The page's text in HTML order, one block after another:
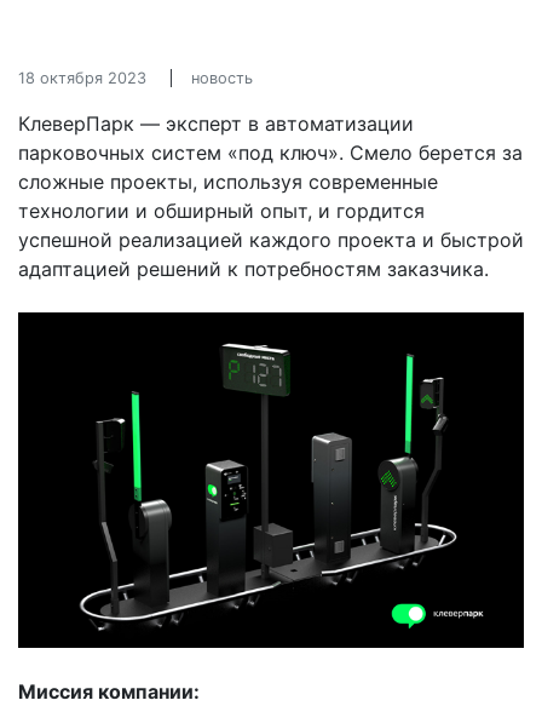
18 октября 2023 новость
КлеверПарк — эксперт в автоматизации
парковочных систем «под ключ». Смело берется за
сложные проекты, используя современные
технологии и обширный опыт, и гордится
успешной реализацией каждого проекта и быстрой
адаптацией решений к потребностям заказчика.
Миссия компании: